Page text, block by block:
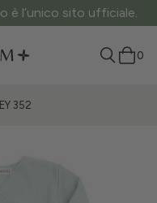
è l’unico sito ufficiale.
0
352